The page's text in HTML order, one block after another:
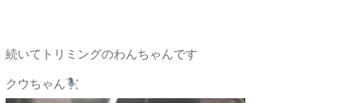
続いてトリミングのわんちゃんです
クウちゃん